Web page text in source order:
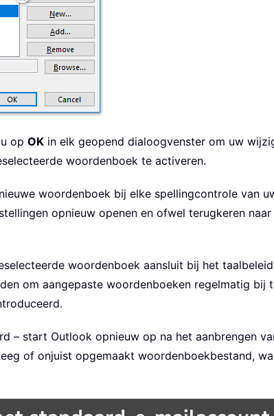
op OK in elk geopend dialoogvenster om uw
woordenboek te activeren.
woordenboek bij elke spellingcontrole van
opnieuw openen en ofwel terugkeren
woordenboek aansluit bij het
om aangepaste woordenboeken regelmatig bij
– start Outlook opnieuw op na het aanbrengen
of onjuist opgemaakt woordenboekbestand,